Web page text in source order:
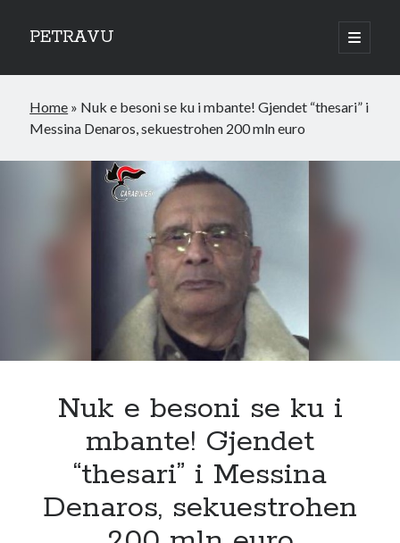
PETRAVU
open
primary
Sidebar
Bank
Credit Cards
Home » Nuk e besoni se ku i mbante! Gjendet “thesari” i
Messina Denaros, sekuestrohen 200 mln euro
Nuk e besoni se ku i
mbante! Gjendet
“thesari” i Messina
Denaros, sekuestrohen